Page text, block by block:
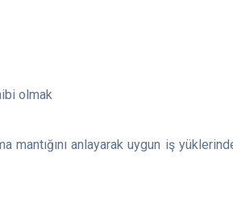
olmak
mantığını anlayarak uygun iş